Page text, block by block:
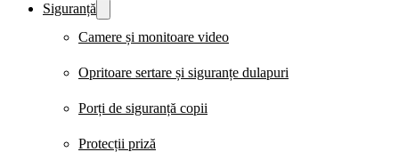
Siguranță
Camere și monitoare video
Opritoare sertare și siguranțe dulapuri
Porți de siguranță copii
Protecții priză